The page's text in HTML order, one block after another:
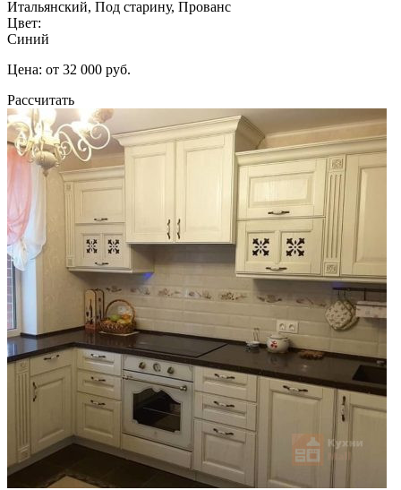
Итальянский, Под старину, Прованс
Цвет:
Синий
Цена: от 32 000 руб.
Рассчитать